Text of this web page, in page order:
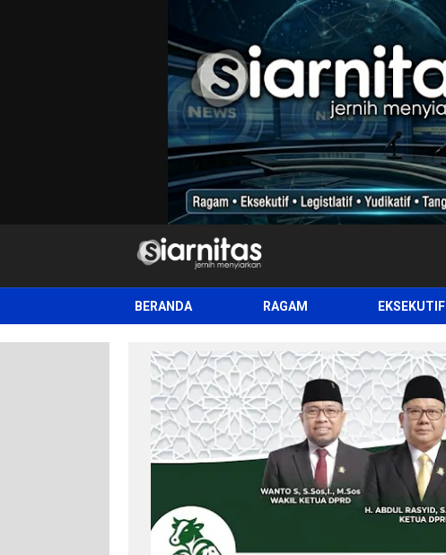
siarnitas
Jernih Menyiarkan
BERANDA RAGAM EKSEKUTIF